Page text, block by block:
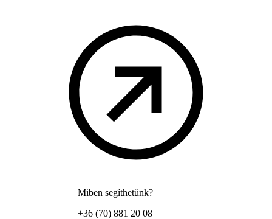
Miben segíthetünk?
+36 (70) 881 20 08